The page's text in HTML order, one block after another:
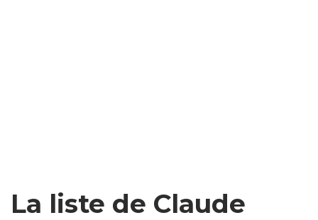
La liste de Claude